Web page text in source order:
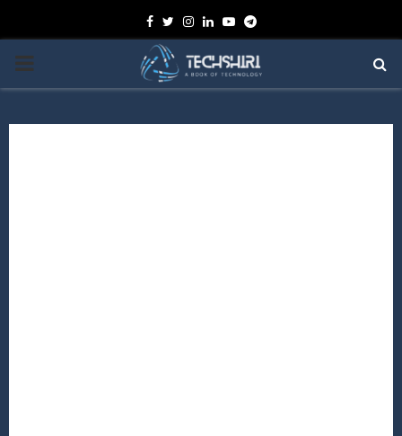
Facebook
TwitterInstagram
Linkedin
YoutubeTelegram
PRIMARY